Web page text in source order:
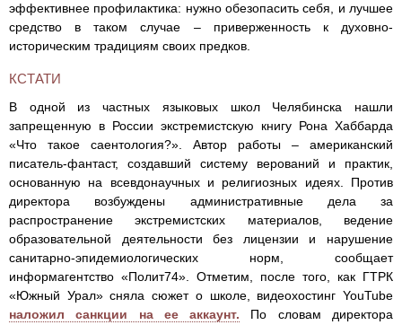
эффективнее профилактика: нужно обезопасить себя, и лучшее
средство в таком случае – приверженность к духовно-
историческим традициям своих предков.
КСТАТИ
В одной из частных языковых школ Челябинска нашли
запрещенную в России экстремистскую книгу Рона Хаббарда
«Что такое саентология?». Автор работы – американский
писатель-фантаст, создавший систему верований и практик,
основанную на всевдонаучных и религиозных идеях. Против
директора возбуждены административные дела за
распространение экстремистских материалов, ведение
образовательной деятельности без лицензии и нарушение
санитарно-эпидемиологических норм, сообщает
информагентство «Полит74». Отметим, после того, как ГТРК
«Южный Урал» сняла сюжет о школе, видеохостинг YouTube
наложил санкции на ее аккаунт. По словам директора